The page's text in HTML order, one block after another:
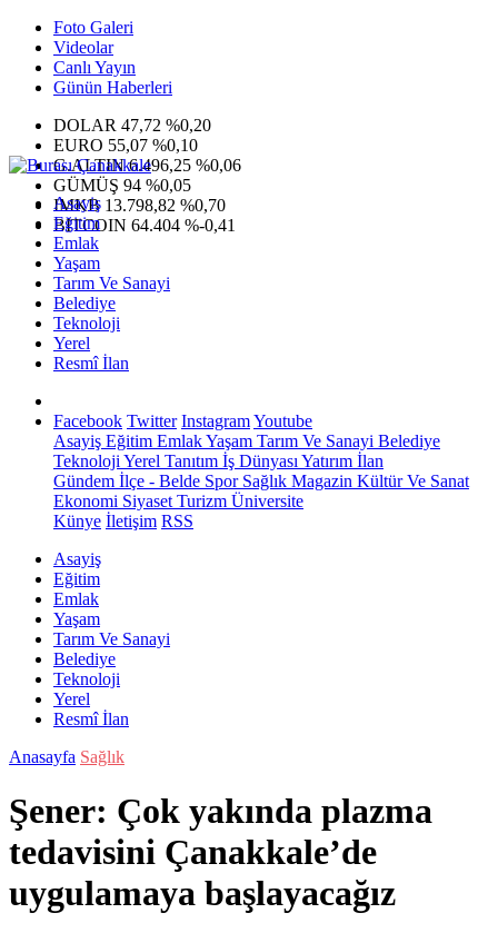
Foto Galeri
Videolar
Canlı Yayın
Günün Haberleri
DOLAR 47,72 %0,20
EURO 55,07 %0,10
G.ALTIN6.496,25 %0,06
GÜMÜŞ 94 %0,05
IMKB 13.798,82 %0,70
BITCOIN 64.404 %-0,41
Asayiş
Eğitim
Emlak
Yaşam
Tarım Ve Sanayi
Belediye
Teknoloji
Yerel
Resmî İlan
Facebook Twitter InstagramYoutube
Asayiş Eğitim EmlakYaşam Tarım Ve Sanayi Belediye
Teknoloji Yerel Tanıtım İş Dünyası Yatırım İlan
Gündem İlçe - Belde SporSağlık Magazin Kültür Ve Sanat
Ekonomi Siyaset Turizm Üniversite
Künye İletişim RSS
Asayiş
Eğitim
Emlak
Yaşam
Tarım Ve Sanayi
Belediye
Teknoloji
Yerel
Resmî İlan
Anasayfa Sağlık
Şener: Çok yakında plazma
tedavisini Çanakkale’de
uygulamaya başlayacağız